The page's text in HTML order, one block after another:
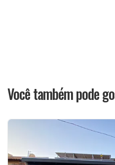
Você também pode